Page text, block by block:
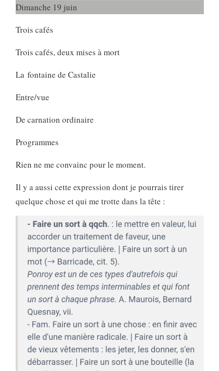
Dimanche 19 juin
Trois cafés
Trois cafés, deux mises à mort
La fontaine de Castalie
Entre/vue
De carnation ordinaire
Programmes
Rien ne me convainc pour le moment.
Il y a aussi cette expression dont je pourrais tirer
quelque chose et qui me trotte dans la tête :